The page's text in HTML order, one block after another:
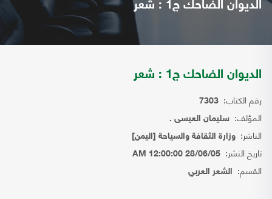
الديوان الضاحك ج1 : شعر
الديوان الضاحك ج1 : شعر
رقم الكتاب: 7303
المؤلف: سليمان العيسى .
الناشر: وزارة الثقافة والسياحة [اليمن]
تاريخ النشر: 28/06/05 12:00:00 AM
القسم: الشعر العربي